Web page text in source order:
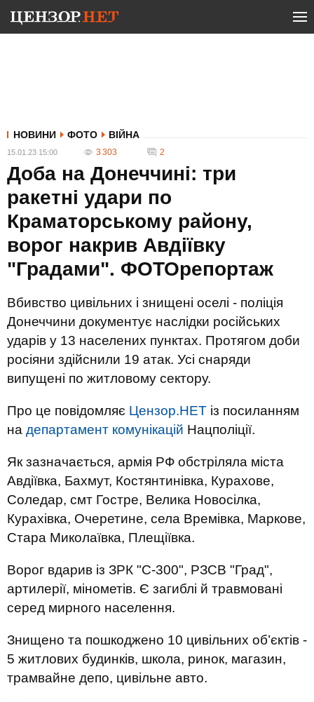
НОВИНИ ФОТО ВІЙНА
15.01.23 15:00 3 303 2
Доба на Донеччині: три
ракетні удари по
Краматорському району,
ворог накрив Авдіївку
"Градами". ФОТОрепортаж
Вбивство цивільних і знищені оселі - поліція
Донеччини документує наслідки російських
ударів у 13 населених пунктах. Протягом доби
росіяни здійснили 19 атак. Усі снаряди
випущені по житловому сектору.
Про це повідомляє Цензор.НЕТ із посиланням
на департамент комунікацій Нацполіції.
Як зазначається, армія РФ обстріляла міста
Авдіївка, Бахмут, Костянтинівка, Курахове,
Соледар, смт Гостре, Велика Новосілка,
Курахівка, Очеретине, села Времівка, Маркове,
Стара Миколаївка, Плещіївка.
Ворог вдарив із ЗРК "С-300", РЗСВ "Град",
артилерії, мінометів. Є загиблі й травмовані
серед мирного населення.
Знищено та пошкоджено 10 цивільних об’єктів -
5 житлових будинків, школа, ринок, магазин,
трамвайне депо, цивільне авто.